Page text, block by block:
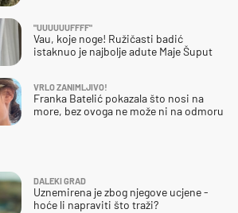
"UUUUUUFFFF"
Vau, koje noge! Ružičasti badić
istaknuo je najbolje adute Maje Šuput
VRLO ZANIMLJIVO!
Franka Batelić pokazala što nosi na
more, bez ovoga ne može ni na odmoru
DALEKI GRAD
Uznemirena je zbog njegove ucjene -
hoće li napraviti što traži?